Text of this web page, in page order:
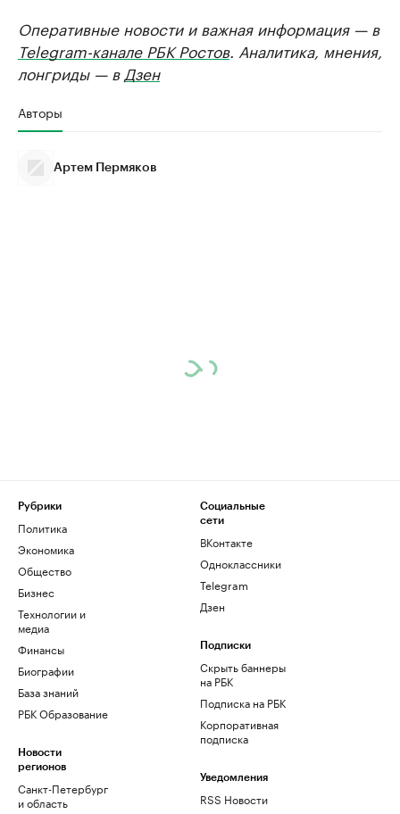
Оперативные новости и важная информация — в
Telegram-канале РБК Ростов. Аналитика, мнения,
лонгриды — в Дзен
Авторы
Артем Пермяков
Рубрики
Политика
Экономика
Общество
Бизнес
Технологии и
медиа
Финансы
Биографии
База знаний
РБК Образование
Новости
регионов
Санкт-Петербург
и область
Социальные
сети
ВКонтакте
Одноклассники
Telegram
Дзен
Подписки
Скрыть баннеры
на РБК
Подписка на РБК
Корпоративная
подписка
Уведомления
RSS Новости